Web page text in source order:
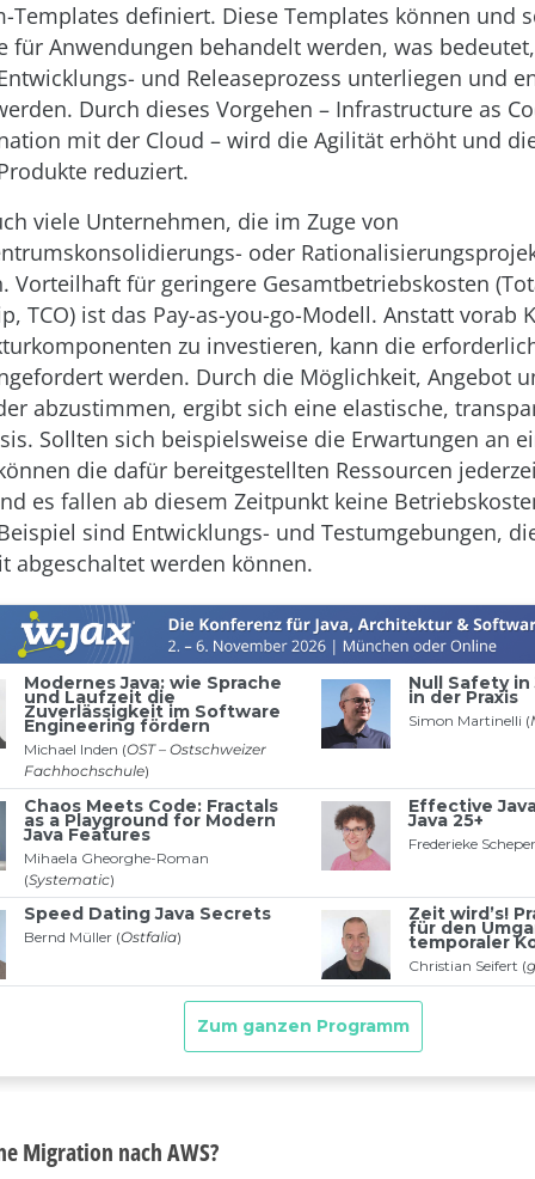
Templates definiert. Diese Templates können und
für Anwendungen behandelt werden, was
und Releaseprozess unterliegen und
Durch dieses Vorgehen – Infrastructure as
mit der Cloud – wird die Agilität erhöht und
reduziert.
viele Unternehmen, die im Zuge von
oder
Vorteilhaft für geringere Gesamtbetriebskosten
TCO) ist das Pay-as-you-go-Modell. Anstatt vorab
zu investieren, kann die
werden. Durch die Möglichkeit, Angebot
abzustimmen, ergibt sich eine elastische,
Sollten sich beispielsweise die Erwartungen an
die dafür bereitgestellten Ressourcen
es fallen ab diesem Zeitpunkt keine
sind Entwicklungs- und Testumgebungen,
abgeschaltet werden können.
Migration nach AWS?